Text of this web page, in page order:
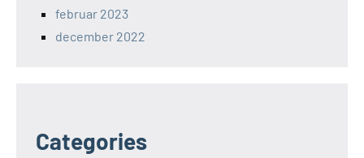
februar 2023
december 2022
Categories